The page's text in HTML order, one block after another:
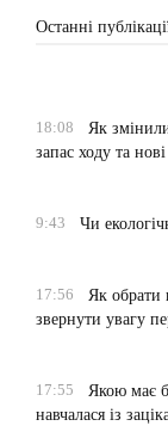
Останні
18:08
Як
запас ходу та
9:43
Чи
17:56
Як обрати
звернути увагу
17:55
Якою має
навчалася із